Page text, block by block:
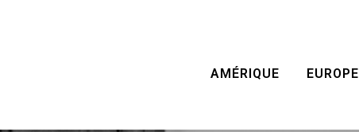
AMÉRIQUE EUROPE